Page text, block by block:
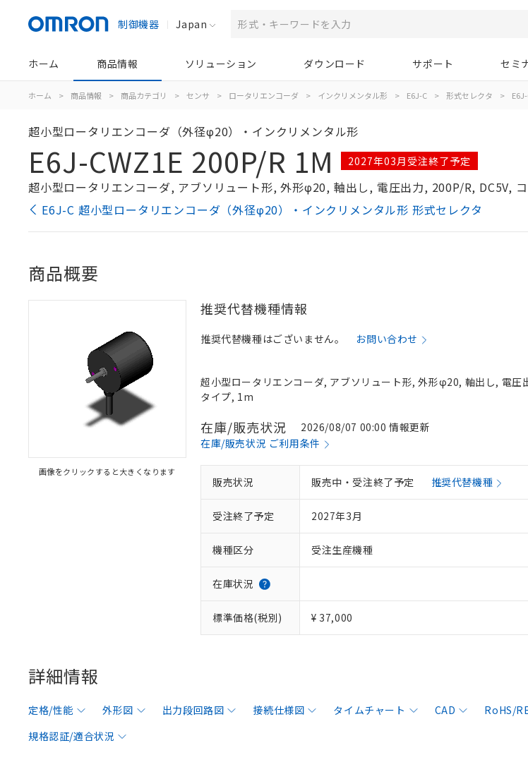
制御機器 Japan
ホーム 商品情報 ソリューション ダウンロード サポート セミ
ホーム > 商品情報 > 商品カテゴリ > センサ > ロータリエンコーダ > インクリメンタル形 > E6J-C > 形式セレクタ >
超小型ロータリエンコーダ（外径φ20）・インクリメンタル形
E6J-CWZ1E 200P/R 1M 2027年03月受注終了予定
超小型ロータリエンコーダ, アブソリュート形, 外形φ20, 軸出し, 電圧出力, 200P/R, DC5V,
E6J-C 超小型ロータリエンコーダ（外径φ20）・インクリメンタル形 形式セレクタ
商品概要
画像をクリックすると大きくなります
推奨代替機種情報
推奨代替機種はございません。 お問い合わせ
超小型ロータリエンコーダ, アブソリュート形, 外形φ20, 軸出し, 電圧
タイプ, 1m
在庫/販売状況
2026/08/07 00:00 情報更新
在庫/販売状況 ご利用条件
販売状況 販売中・受注終了予定 推奨代替機種
受注終了予定 2027年3月
機種区分 受注生産機種
在庫状況
標準価格(税別) ¥ 37,000
詳細情報
定格/性能 外形図 出力段回路図 接続仕様図 タイムチャート CAD
RoHS/
規格認証/適合状況